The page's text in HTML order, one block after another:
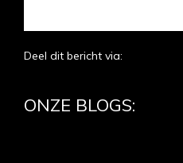
Deel dit bericht via:
ONZE BLOGS: